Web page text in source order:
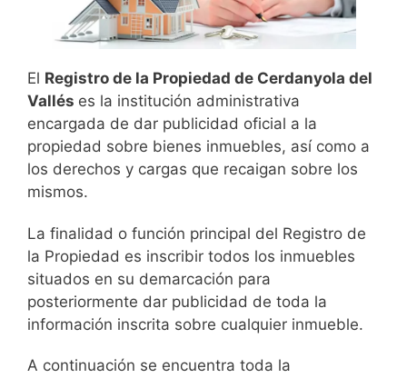
El Registro de la Propiedad de Cerdanyola del
Vallés es la institución administrativa
encargada de dar publicidad oficial a la
propiedad sobre bienes inmuebles, así como a
los derechos y cargas que recaigan sobre los
mismos.
La finalidad o función principal del Registro de
la Propiedad es inscribir todos los inmuebles
situados en su demarcación para
posteriormente dar publicidad de toda la
información inscrita sobre cualquier inmueble.
A continuación se encuentra toda la